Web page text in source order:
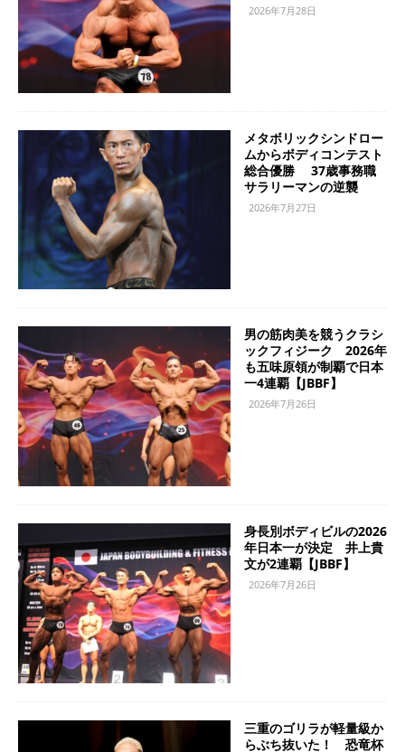
2026年7月28日
メタボリックシンドロー
ムからボディコンテスト
総合優勝 37歳事務職
サラリーマンの逆襲
2026年7月27日
男の筋肉美を競うクラシ
ックフィジーク 2026年
も五味原領が制覇で日本
一4連覇【JBBF】
2026年7月26日
身長別ボディビルの2026
年日本一が決定 井上貴
文が2連覇【JBBF】
2026年7月26日
三重のゴリラが軽量級か
らぶち抜いた！ 恐竜杯